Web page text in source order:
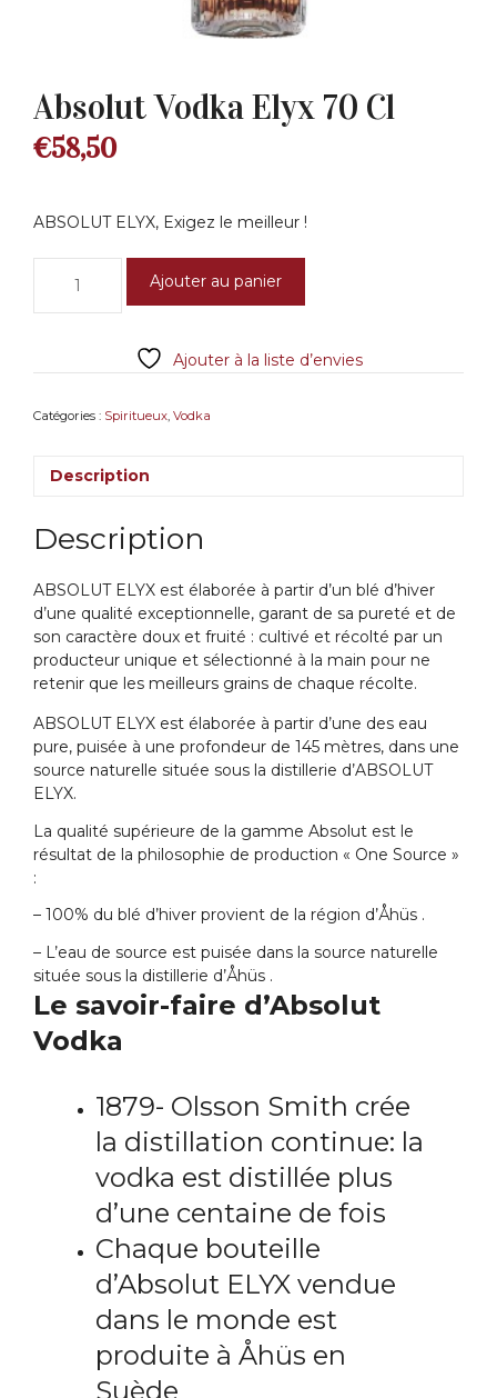
Absolut Vodka Elyx 70 Cl
€58,50
ABSOLUT ELYX, Exigez le meilleur !
Absolut
Cl
Ajouter au panier
Ajouter à la liste d’envies
Catégories : Spiritueux Vodka
Description
Description
ABSOLUT ELYX est élaborée à partir d’un blé d’hiver
d’une qualité exceptionnelle, garant de sa pureté et de
son caractère doux et fruité : cultivé et récolté par un
producteur unique et sélectionné à la main pour ne
retenir que les meilleurs grains de chaque récolte.
ABSOLUT ELYX est élaborée à partir d’une des eau
pure, puisée à une profondeur de 145 mètres, dans une
source naturelle située sous la distillerie d’ABSOLUT
ELYX.
La qualité supérieure de la gamme Absolut est le
résultat de la philosophie de production « One Source »
:
– 100% du blé d’hiver provient de la région d’Åhüs .
– L’eau de source est puisée dans la source naturelle
située sous la distillerie d’Åhüs .
Le savoir-faire d’Absolut
Vodka
1879- Olsson Smith crée
la distillation continue: la
vodka est distillée plus
d’une centaine de fois
Chaque bouteille
d’Absolut ELYX vendue
dans le monde est
produite à Åhüs en
Suède